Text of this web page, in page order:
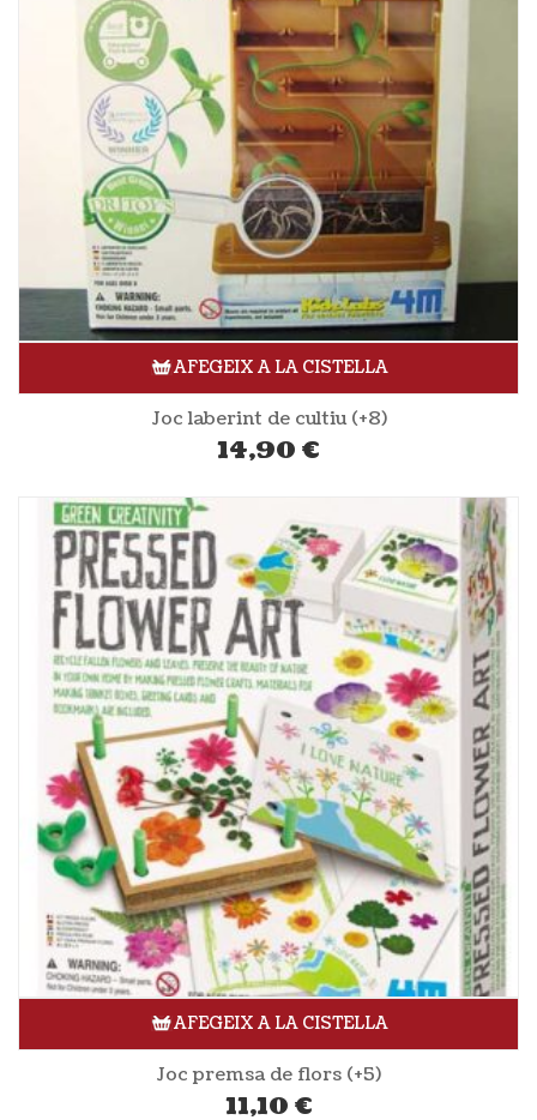
AFEGEIX A LA CISTELLA
Joc laberint de cultiu (+8)
14,90 €
AFEGEIX A LA CISTELLA
Joc premsa de flors (+5)
11,10 €